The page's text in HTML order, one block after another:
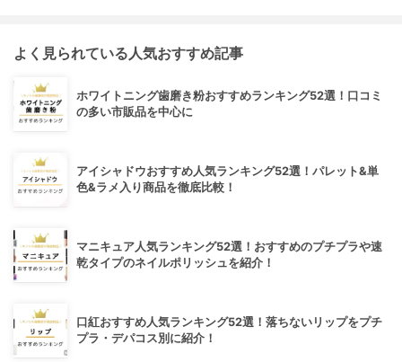
よく見られている人気おすすめ記事
ホワイトニング歯磨き粉おすすめランキング52選！口コミ
の多い市販品を中心に
アイシャドウおすすめ人気ランキング52選！パレット&単
色&ラメ入り商品を徹底比較！
マニキュア人気ランキング52選！おすすめのプチプラや速
乾タイプのネイルポリッシュを紹介！
口紅おすすめ人気ランキング52選！落ちないリップをプチ
プラ・デパコス別に紹介！